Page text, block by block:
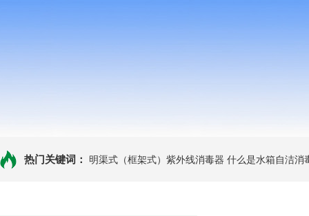
热门关键词： 明渠式（框架式）紫外线消毒器 什么是水箱自洁消